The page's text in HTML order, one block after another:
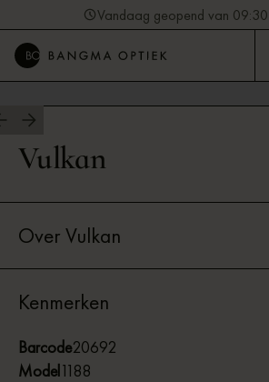
Vandaag geopend van
4.9
Beoordeling op
Vulkan
Over Vulkan
Kenmerken
Barcode20692
Model1188